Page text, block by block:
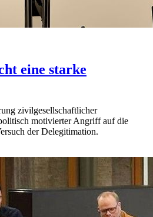
eine starke
zivilgesellschaftlicher
motivierter Angriff auf die
der Delegitimation.